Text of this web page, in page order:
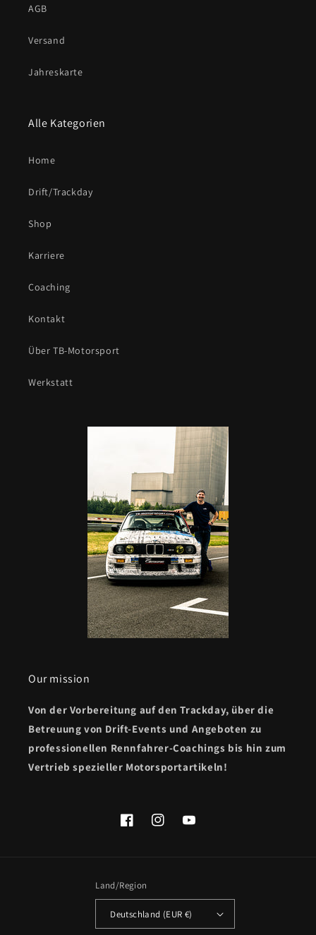
AGB
Versand
Jahreskarte
Alle Kategorien
Home
Drift/Trackday
Shop
Karriere
Coaching
Kontakt
Über TB-Motorsport
Werkstatt
Our mission
Von der Vorbereitung auf den Trackday, über die
Betreuung von Drift-Events und Angeboten zu
professionellen Rennfahrer-Coachings bis hin zum
Vertrieb spezieller Motorsportartikeln!
FacebookInstagramYouTube
Land/Region
Deutschland (EUR €)